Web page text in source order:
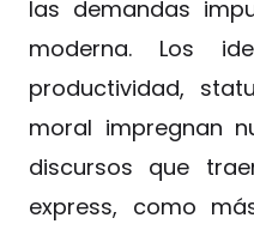
las demandas
moderna. Los
productividad,
moral impregnan
discursos que
express, como